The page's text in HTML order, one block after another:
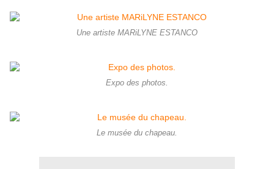
Une artiste MARiLYNE ESTANCO
Expo des photos.
Le musée du chapeau.